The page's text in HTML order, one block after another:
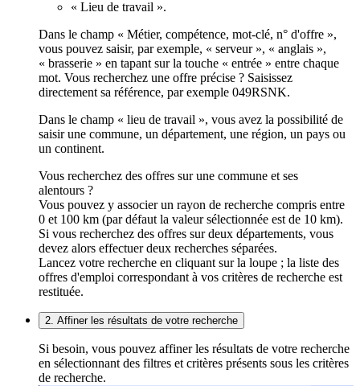
« Lieu de travail ».
Dans le champ « Métier, compétence, mot-clé, n° d'offre »,
vous pouvez saisir, par exemple, « serveur », « anglais »,
« brasserie » en tapant sur la touche « entrée » entre chaque
mot. Vous recherchez une offre précise ? Saisissez
directement sa référence, par exemple 049RSNK.
Dans le champ « lieu de travail », vous avez la possibilité de
saisir une commune, un département, une région, un pays ou
un continent.
Vous recherchez des offres sur une commune et ses
alentours ?
Vous pouvez y associer un rayon de recherche compris entre
0 et 100 km (par défaut la valeur sélectionnée est de 10 km).
Si vous recherchez des offres sur deux départements, vous
devez alors effectuer deux recherches séparées.
Lancez votre recherche en cliquant sur la loupe ; la liste des
offres d'emploi correspondant à vos critères de recherche est
restituée.
2. Affiner les résultats de votre recherche
Si besoin, vous pouvez affiner les résultats de votre recherche
en sélectionnant des filtres et critères présents sous les critères
de recherche.